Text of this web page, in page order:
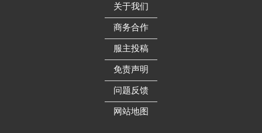
关于我们
——————
商务合作
——————
服主投稿
——————
免责声明
——————
问题反馈
——————
网站地图